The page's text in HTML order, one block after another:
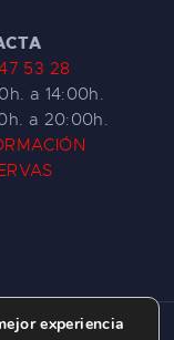
53 28
a 14:00h.
a 20:00h.
experiencia